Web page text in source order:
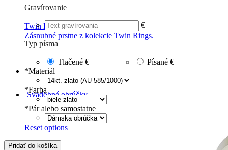
Twin Rings
Zásnubné prstne z kolekcie Twin Rings.
Svadobné obrúčky
Gravírovanie
€
Typ písma
Tlačené € Písané €
*Materiál
*Farba
*Pár alebo samostatne
Reset options
Pridať do košíka